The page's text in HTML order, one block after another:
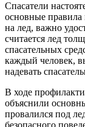
Спасатели
основные правила
на лед, важно
считается лед
спасательных
каждый человек,
надевать
В ходе
объяснили
провалился под